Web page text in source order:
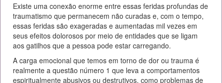
Existe uma conexão enorme entre essas feridas profundas de
traumatismo que permanecem não curadas e, com o tempo,
essas feridas são exageradas e aumentadas mil vezes em
seus efeitos dolorosos por meio de entidades que se ligam
aos gatilhos que a pessoa pode estar carregando.
A carga emocional que temos em torno de dor ou trauma é
realmente a questão número 1 que leva a comportamentos
espiritualmente abusivos ou destrutivos, como problemas de